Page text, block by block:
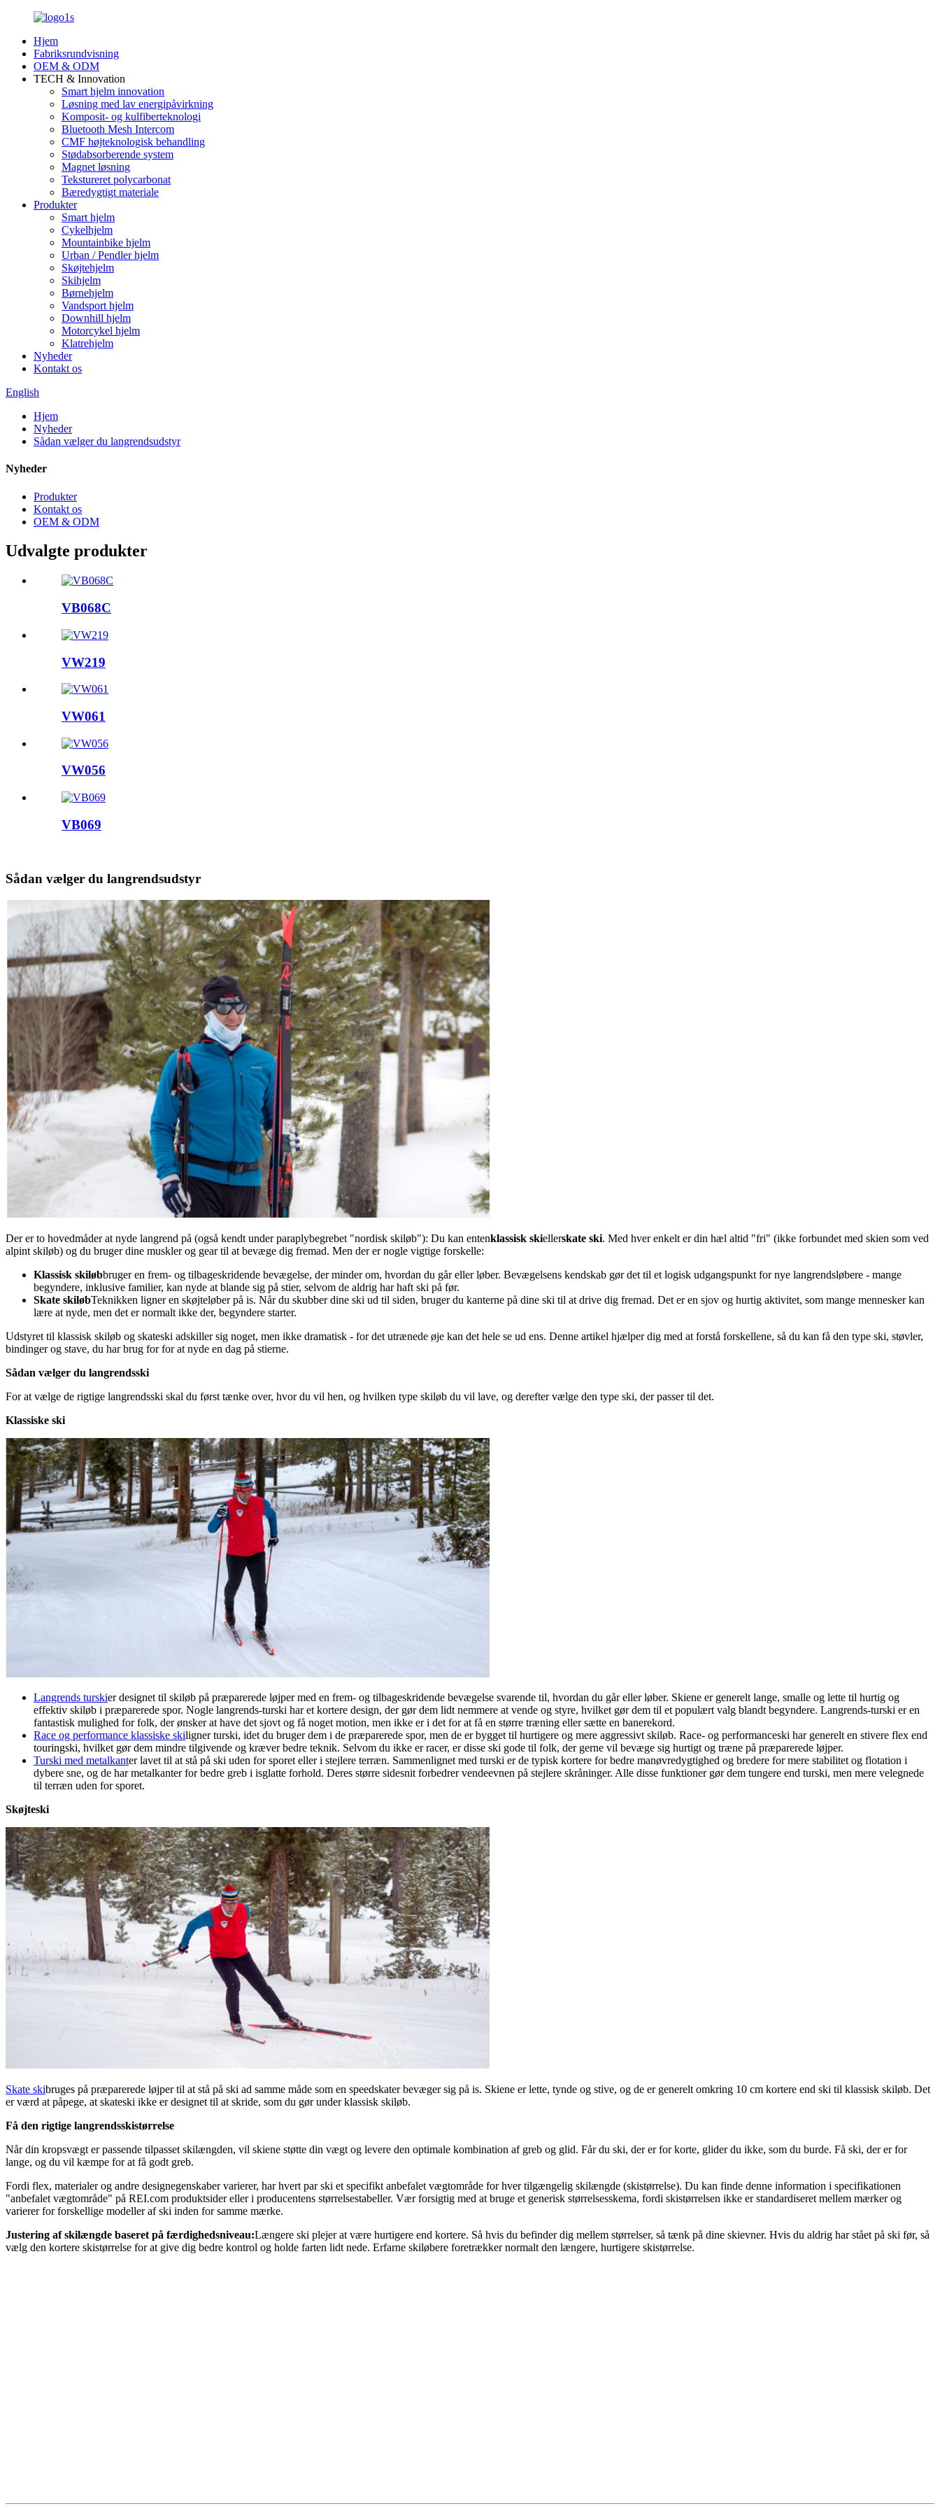
Hjem
Fabriksrundvisning
OEM & ODM
TECH & Innovation
Smart hjelm innovation
Løsning med lav energipåvirkning
Komposit- og kulfiberteknologi
Bluetooth Mesh Intercom
CMF højteknologisk behandling
Stødabsorberende system
Magnet løsning
Tekstureret polycarbonat
Bæredygtigt materiale
Produkter
Smart hjelm
Cykelhjelm
Mountainbike hjelm
Urban / Pendler hjelm
Skøjtehjelm
Skihjelm
Børnehjelm
Vandsport hjelm
Downhill hjelm
Motorcykel hjelm
Klatrehjelm
Nyheder
Kontakt os
English
Hjem
Nyheder
Sådan vælger du langrendsudstyr
Nyheder
Produkter
Kontakt os
OEM & ODM
Udvalgte produkter
VB068C
VW219
VW061
VW056
VB069
Sådan vælger du langrendsudstyr
Der er to hovedmåder at nyde langrend på (også kendt under paraplybegrebet "nordisk skiløb"): Du kan entenklassisk skiellerskate ski. Med hver enkelt er din hæl altid "fri" (ikke forbundet med skien som ved
alpint skiløb) og du bruger dine muskler og gear til at bevæge dig fremad. Men der er nogle vigtige forskelle:
Klassisk skiløbbruger en frem- og tilbageskridende bevægelse, der minder om, hvordan du går eller løber. Bevægelsens kendskab gør det til et logisk udgangspunkt for nye langrendsløbere - mange
begyndere, inklusive familier, kan nyde at blande sig på stier, selvom de aldrig har haft ski på før.
Skate skiløbTeknikken ligner en skøjteløber på is. Når du skubber dine ski ud til siden, bruger du kanterne på dine ski til at drive dig fremad. Det er en sjov og hurtig aktivitet, som mange mennesker kan
lære at nyde, men det er normalt ikke der, begyndere starter.
Udstyret til klassisk skiløb og skateski adskiller sig noget, men ikke dramatisk - for det utrænede øje kan det hele se ud ens. Denne artikel hjælper dig med at forstå forskellene, så du kan få den type ski, støvler,
bindinger og stave, du har brug for for at nyde en dag på stierne.
Sådan vælger du langrendsski
For at vælge de rigtige langrendsski skal du først tænke over, hvor du vil hen, og hvilken type skiløb du vil lave, og derefter vælge den type ski, der passer til det.
Klassiske ski
Langrends turskier designet til skiløb på præparerede løjper med en frem- og tilbageskridende bevægelse svarende til, hvordan du går eller løber. Skiene er generelt lange, smalle og lette til hurtig og
effektiv skiløb i præparerede spor. Nogle langrends-turski har et kortere design, der gør dem lidt nemmere at vende og styre, hvilket gør dem til et populært valg blandt begyndere. Langrends-turski er en
fantastisk mulighed for folk, der ønsker at have det sjovt og få noget motion, men ikke er i det for at få en større træning eller sætte en banerekord.
Race og performance klassiske skiligner turski, idet du bruger dem i de præparerede spor, men de er bygget til hurtigere og mere aggressivt skiløb. Race- og performanceski har generelt en stivere flex end
touringski, hvilket gør dem mindre tilgivende og kræver bedre teknik. Selvom du ikke er racer, er disse ski gode til folk, der gerne vil bevæge sig hurtigt og træne på præparerede løjper.
Turski med metalkanter lavet til at stå på ski uden for sporet eller i stejlere terræn. Sammenlignet med turski er de typisk kortere for bedre manøvredygtighed og bredere for mere stabilitet og flotation i
dybere sne, og de har metalkanter for bedre greb i isglatte forhold. Deres større sidesnit forbedrer vendeevnen på stejlere skråninger. Alle disse funktioner gør dem tungere end turski, men mere velegnede
til terræn uden for sporet.
Skøjteski
Skate skibruges på præparerede løjper til at stå på ski ad samme måde som en speedskater bevæger sig på is. Skiene er lette, tynde og stive, og de er generelt omkring 10 cm kortere end ski til klassisk skiløb. Det
er værd at påpege, at skateski ikke er designet til at skride, som du gør under klassisk skiløb.
Få den rigtige langrendsskistørrelse
Når din kropsvægt er passende tilpasset skilængden, vil skiene støtte din vægt og levere den optimale kombination af greb og glid. Får du ski, der er for korte, glider du ikke, som du burde. Få ski, der er for
lange, og du vil kæmpe for at få godt greb.
Fordi flex, materialer og andre designegenskaber varierer, har hvert par ski et specifikt anbefalet vægtområde for hver tilgængelig skilængde (skistørrelse). Du kan finde denne information i specifikationen
"anbefalet vægtområde" på REI.com produktsider eller i producentens størrelsestabeller. Vær forsigtig med at bruge et generisk størrelsesskema, fordi skistørrelsen ikke er standardiseret mellem mærker og
varierer for forskellige modeller af ski inden for samme mærke.
Justering af skilængde baseret på færdighedsniveau:Længere ski plejer at være hurtigere end kortere. Så hvis du befinder dig mellem størrelser, så tænk på dine skievner. Hvis du aldrig har stået på ski før, så
vælg den kortere skistørrelse for at give dig bedre kontrol og holde farten lidt nede. Erfarne skiløbere foretrækker normalt den længere, hurtigere skistørrelse.